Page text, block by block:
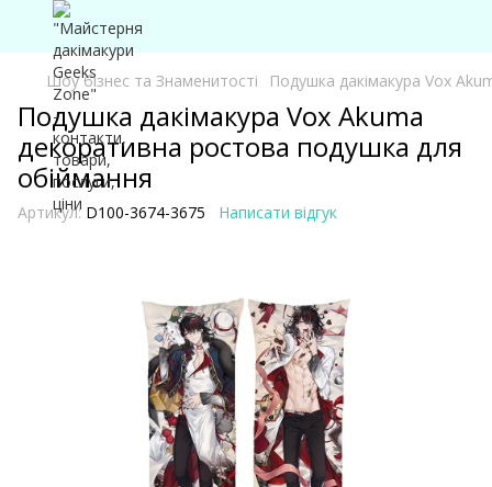
Шоу бізнес та Знаменитості Подушка дакімакура Vox
Подушка дакімакура Vox Akuma
декоративна ростова подушка для
обіймання
Артикул: D100-3674-3675 Написати відгук